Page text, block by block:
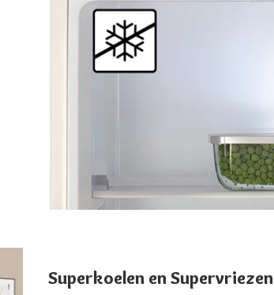
Superkoelen en Supervriezen